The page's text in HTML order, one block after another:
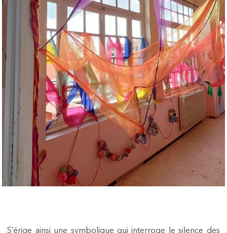
S’érige ainsi une symbolique qui interroge le silence des